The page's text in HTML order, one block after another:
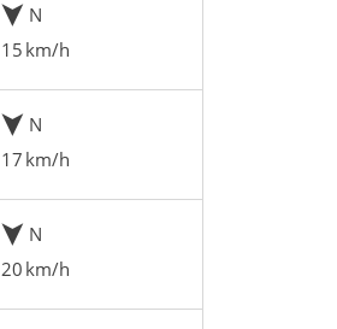
N
15 km/h
N
17 km/h
N
20 km/h